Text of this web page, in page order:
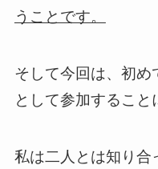
うことです。
そして今回は、初め
として参加すること
私は二人とは知り合